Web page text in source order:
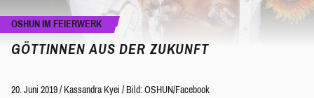
OSHUN IM FEIERWERK
GÖTTINNEN AUS DER ZUKUNFT
20. Juni 2019 / Kassandra Kyei / Bild: OSHUN/Facebook